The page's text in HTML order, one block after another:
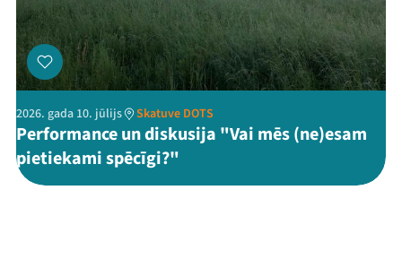
2026. gada 10. jūlijs Skatuve DOTS
Performance un diskusija "Vai mēs (ne)esam
pietiekami spēcīgi?"